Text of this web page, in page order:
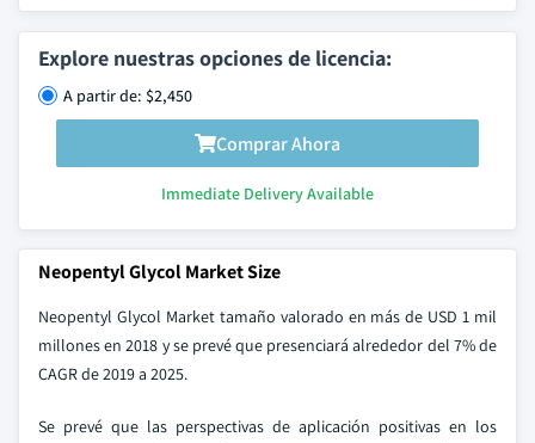
Explore nuestras opciones de licencia:
A partir de: $2,450
Comprar Ahora
Immediate Delivery Available
Neopentyl Glycol Market Size
Neopentyl Glycol Market tamaño valorado en más de USD 1 mil
millones en 2018 y se prevé que presenciará alrededor del 7% de
CAGR de 2019 a 2025.
Se prevé que las perspectivas de aplicación positivas en los